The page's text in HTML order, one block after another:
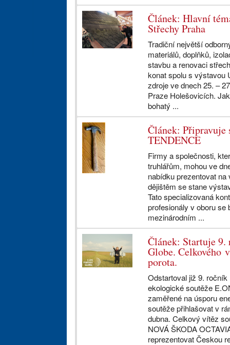
Článek: Hlavní
Střechy Praha
Tradiční největší
materiálů, doplňků,
stavbu a renovaci
konat spolu s výstavou
zdroje ve dnech 25. –
Praze Holešovicích.
bohatý ...
Článek: Připravuje
TENDENCE
Firmy a společnosti,
truhlářům, mohou ve
nabídku prezentovat
dějištěm se stane
Tato specializovaná
profesionály v oboru se
mezinárodním ...
Článek: Startuje
Globe. Celkového
porota.
Odstartoval již 9.
ekologické soutěže
zaměřené na úsporu
soutěže přihlašovat v
dubna. Celkový vítěz
NOVÁ ŠKODA
reprezentovat Českou